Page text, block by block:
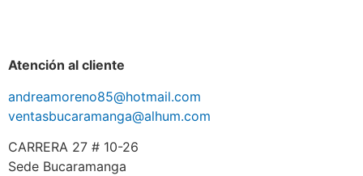
Atención al cliente
andreamoreno85@hotmail.com
ventasbucaramanga@alhum.com
CARRERA 27 # 10-26
Sede Bucaramanga